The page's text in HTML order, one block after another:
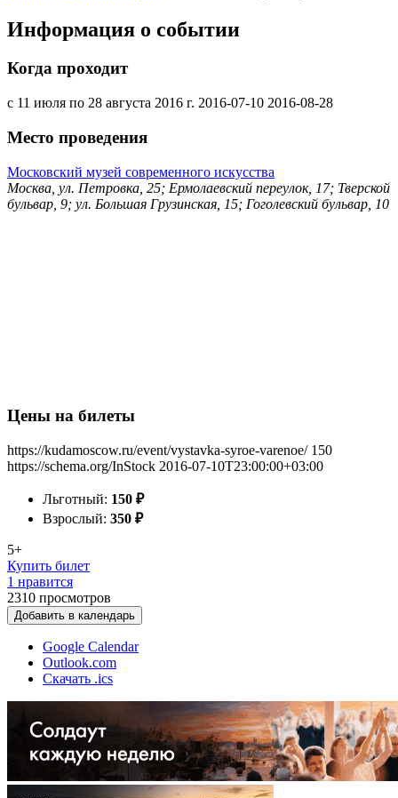
Информация о событии
Когда проходит
с 11 июля по 28 августа 2016 г. 2016-07-10 2016-08-28
Место проведения
Московский музей современного искусства
Москва, ул. Петровка, 25; Ермолаевский переулок, 17; Тверской
бульвар, 9; ул. Большая Грузинская, 15; Гоголевский бульвар, 10
Цены на билеты
https://kudamoscow.ru/event/vystavka-syroe-varenoe/ 150
https://schema.org/InStock 2016-07-10T23:00:00+03:00
Льготный: 150 ₽
Взрослый: 350 ₽
5+
Купить билет
1 нравится
2310 просмотров
Добавить в календарь
Google Calendar
Outlook.com
Скачать .ics